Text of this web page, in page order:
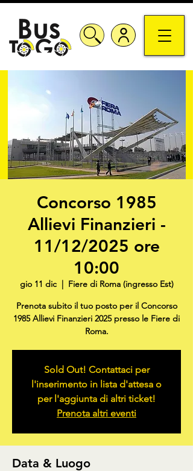
Concorso 1985
Allievi Finanzieri -
11/12/2025 ore
10:00
gio 11 dic
  |
Fiere di Roma (ingresso Est)
Prenota subito il tuo posto per il Concorso
1985 Allievi Finanzieri 2025 presso le Fiere di
Roma.
Sold Out! Contattaci per
l'inserimento in lista d'attesa o
per l'aggiunta di altri ticket!
Prenota altri eventi
Data & Luogo